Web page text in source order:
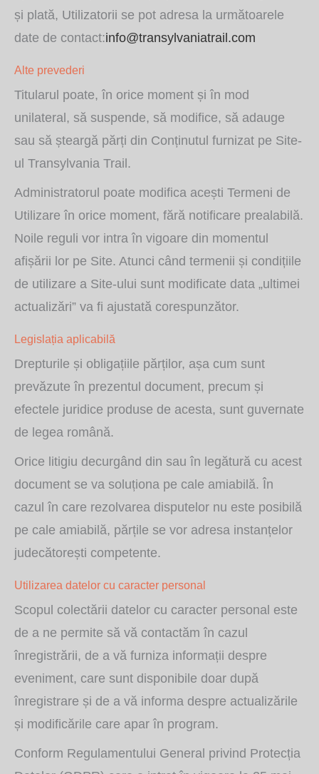
și plată, Utilizatorii se pot adresa la următoarele
date de contact:info@transylvaniatrail.com
Alte prevederi
Titularul poate, în orice moment și în mod
unilateral, să suspende, să modifice, să adauge
sau să șteargă părți din Conținutul furnizat pe Site-
ul Transylvania Trail.
Administratorul poate modifica acești Termeni de
Utilizare în orice moment, fără notificare prealabilă.
Noile reguli vor intra în vigoare din momentul
afișării lor pe Site. Atunci când termenii și condițiile
de utilizare a Site-ului sunt modificate data „ultimei
actualizări” va fi ajustată corespunzător.
Legislația aplicabilă
Drepturile și obligațiile părților, așa cum sunt
prevăzute în prezentul document, precum și
efectele juridice produse de acesta, sunt guvernate
de legea română.
Orice litigiu decurgând din sau în legătură cu acest
document se va soluționa pe cale amiabilă. În
cazul în care rezolvarea disputelor nu este posibilă
pe cale amiabilă, părțile se vor adresa instanțelor
judecătorești competente.
Utilizarea datelor cu caracter personal
Scopul colectării datelor cu caracter personal este
de a ne permite să vă contactăm în cazul
înregistrării, de a vă furniza informații despre
eveniment, care sunt disponibile doar după
înregistrare și de a vă informa despre actualizările
și modificările care apar în program.
Conform Regulamentului General privind Protecția